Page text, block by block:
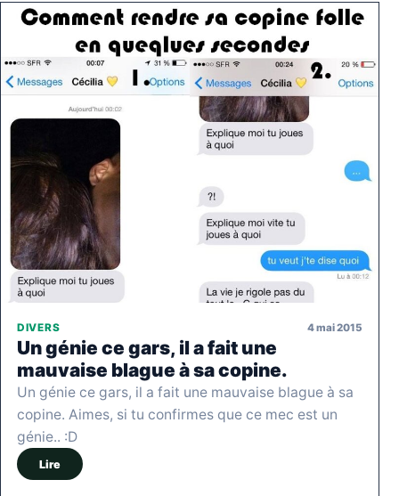
DIVERS 4 mai 2015
Un génie ce gars, il a fait une
mauvaise blague à sa copine.
Un génie ce gars, il a fait une mauvaise blague à sa
copine. Aimes, si tu confirmes que ce mec est un
génie.. :D
Lire